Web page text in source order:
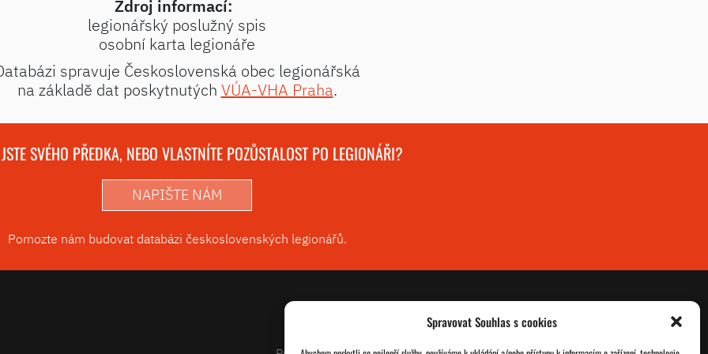
Spravovat Souhlas s cookies
Zdroj informací:
legionářský poslužný spis
osobní karta legionáře
spravuje Československá obec legionářská
na základě dat poskytnutých VÚA-VHA Praha.
SVÉHO PŘEDKA, NEBO VLASTNÍTE POZŮSTALOST PO LEGIONÁŘI?
NAPIŠTE NÁM
Pomozte nám budovat databázi československých legionářů.